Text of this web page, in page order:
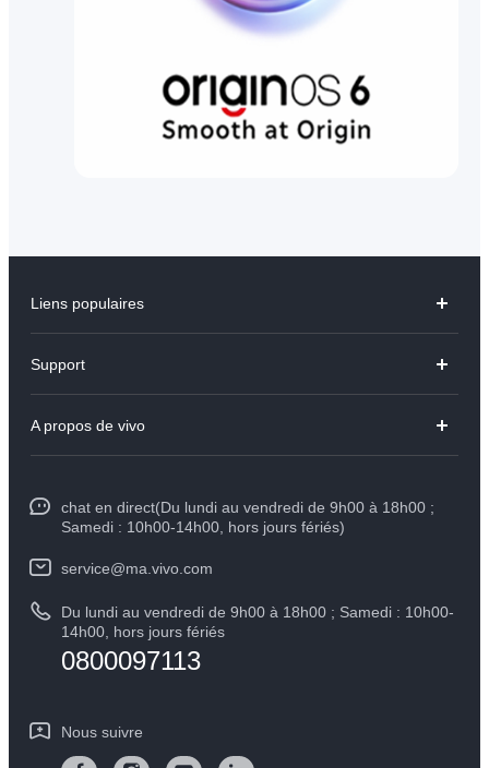
Liens populaires
V60 Lite
Y04
Tous les modèles
Support
Funtouch OS
Mise à jour du système
L'état d'avancement de la réparation
Instructions de garantie vivo
A propos de vivo
Presse
Mentions légales
À propos de vivo
chat en direct(Du lundi au vendredi de 9h00 à 18h00 ;
Samedi : 10h00-14h00, hors jours fériés)
service@ma.vivo.com
Du lundi au vendredi de 9h00 à 18h00 ; Samedi : 10h00-
14h00, hors jours fériés
0800097113
Nous suivre